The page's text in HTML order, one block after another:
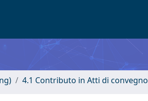
4.1 Contributo in Atti di convegno